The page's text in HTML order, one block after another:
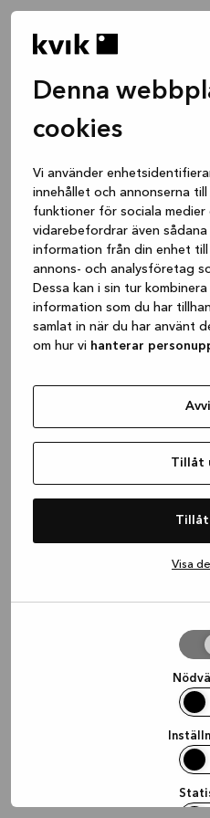
Denna
cookies
Vi använder
innehållet och annonserna
funktioner för sociala medier
vidarebefordrar även
information från din enhet till
annons- och analysföretag
Dessa kan i sin tur
information som du har
samlat in när du har använt
om hur vi hanterar
Tillåt
Tillåt
Visa
(see